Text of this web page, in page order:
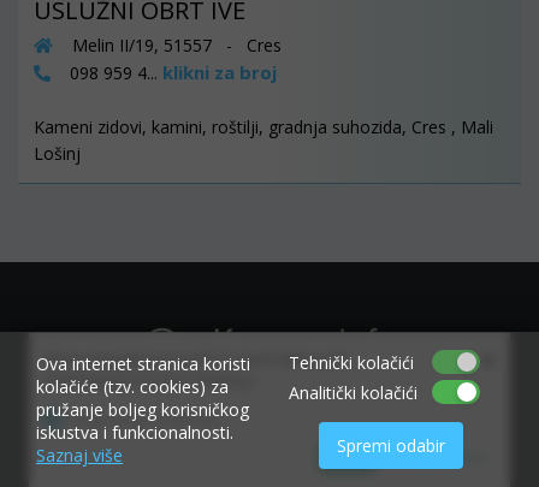
Allow www.ekvarner.info to send web push
notifications to your desktop.
Powered by SendPulse
Don't allow
Allow
×
USLUŽNI OBRT IVE
Melin II/19, 51557 - Cres
098 959 4... klikni za broj
Kameni zidovi, kamini, roštilji, gradnja suhozida, Cres , Mali
Lošinj
Ova internet stranica koristi
kolačiće (tzv. cookies) za
pružanje boljeg korisničkog
iskustva i funkcionalnosti.
Saznaj više
Tehnički kolačići
Analitički kolačići
Spremi odabir